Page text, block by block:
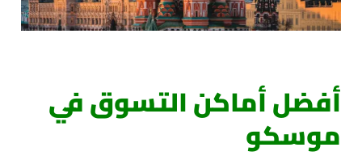
أفضل أماكن التسوق في
موسكو